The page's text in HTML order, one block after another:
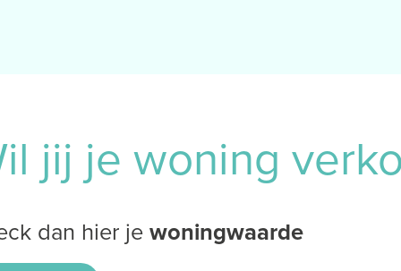
jij je woning
dan hier jewoningwaarde